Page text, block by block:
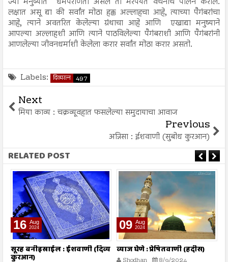
लक्षात असू द्या की सर्वांत मोठा हक्क अल्लाहचा आहे, त्याच्या पैगंबरांचा
आहे, त्याने अवतरित केलेल्या ग्रंथाचा आहे आणि एखाद्या मनुष्याने
आपल्या अल्लाहशी आणि त्याने पाठविलेल्या पैगंबराशी आणि पैगंबरांनी
आणलेल्या जीवनधर्माशी केलेला करार सर्वांत मोठा करार असतो.
Labels: दिव्यरत्न 497
Next
मिया काव्य : चक्रव्यूवहात फसलेल्या समुदायाचा आवाज
Previous
अन्निसा : ईशवाणी (सुबोध कुरआन)
RELATED POST
16 Aug
2024
सूरह बनीइस्राईल : ईशवाणी (दिव्य
कुरआन)
09 Aug
2024
व्याज घेणे : प्रेषितवाणी (हदीस)